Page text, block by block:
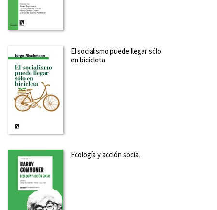
El socialismo puede llegar sólo
en bicicleta
Ecología y acción social